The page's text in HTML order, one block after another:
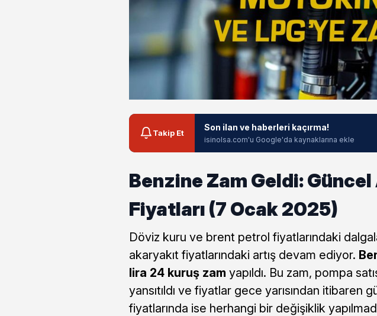
Takip Et
Son ilan ve haberleri kaçırma!
isinolsa.com'u Google'da kaynaklarına ekle
Benzine Zam Geldi:
Fiyatları (7 Ocak 2025)
Döviz kuru ve brent petrol fiyatlarındaki
akaryakıt fiyatlarındaki artış devam ediyor.
lira 24 kuruş zam yapıldı. Bu zam, pompa
yansıtıldı ve fiyatlar gece yarısından itibaren
fiyatlarında ise herhangi bir değişiklik